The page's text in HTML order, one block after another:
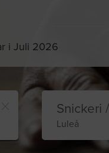
i Juli 2026
Snickeri
Luleå